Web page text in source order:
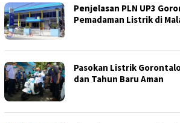
Penjelasan PLN UP3
Pemadaman Listrik di
Pasokan Listrik
dan Tahun Baru Aman